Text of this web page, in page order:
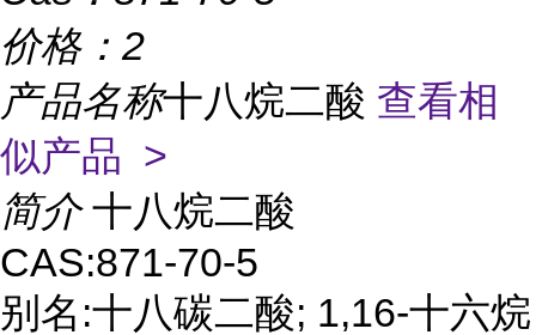
价格： 2
产品名称十八烷二酸 查看相
似产品 >
简介 十八烷二酸
CAS:871-70-5
别名:十八碳二酸; 1,16-十六烷